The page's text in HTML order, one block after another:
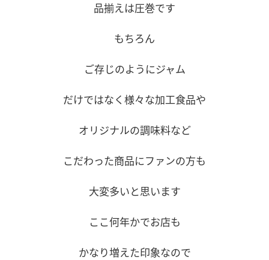
品揃えは圧巻です
もちろん
ご存じのようにジャム
だけではなく様々な加工食品や
オリジナルの調味料など
こだわった商品にファンの方も
大変多いと思います
ここ何年かでお店も
かなり増えた印象なので